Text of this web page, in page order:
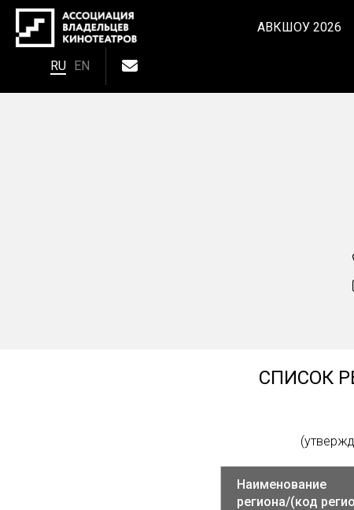
АВКШОУ 2026
RU EN
СПИСОК
Наименование
региона/(код